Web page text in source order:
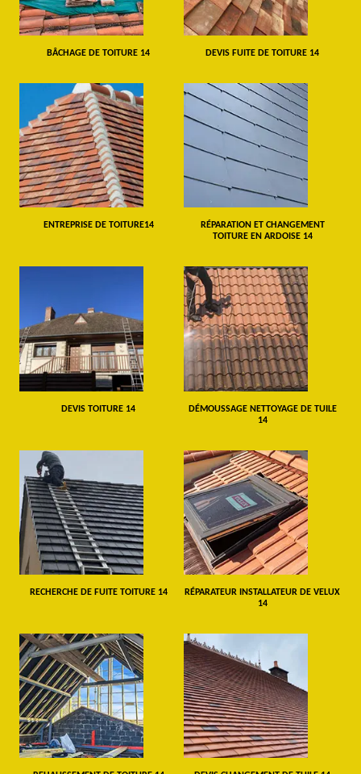
BÂCHAGE DE TOITURE 14 DEVIS FUITE DE TOITURE 14
ENTREPRISE DE TOITURE14
RÉPARATION ET CHANGEMENT
TOITURE EN ARDOISE 14
DEVIS TOITURE 14
DÉMOUSSAGE NETTOYAGE DE TUILE
14
RECHERCHE DE FUITE TOITURE 14
RÉPARATEUR INSTALLATEUR DE VELUX
14